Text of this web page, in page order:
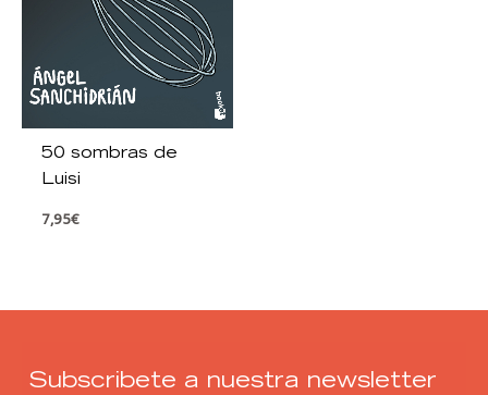
50 sombras de
Luisi
7,95€
Subscribete a nuestra newsletter